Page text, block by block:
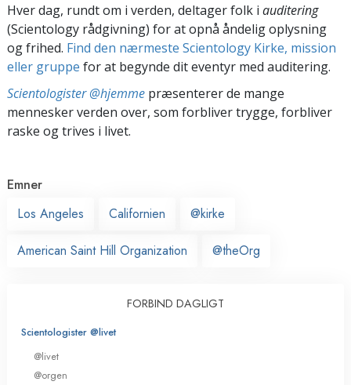
Hver dag, rundt om i verden, deltager folk i auditering
(Scientology rådgivning) for at opnå åndelig oplysning
og frihed. Find den nærmeste Scientology Kirke, mission
eller gruppe for at begynde dit eventyr med auditering.
Scientologister @hjemme præsenterer de mange
mennesker verden over, som forbliver trygge, forbliver
raske og trives i livet.
Emner
Los Angeles
Californien @kirke
American Saint Hill Organization @theOrg
FORBIND DAGLIGT
Scientologister @livet
@livet
@orgen